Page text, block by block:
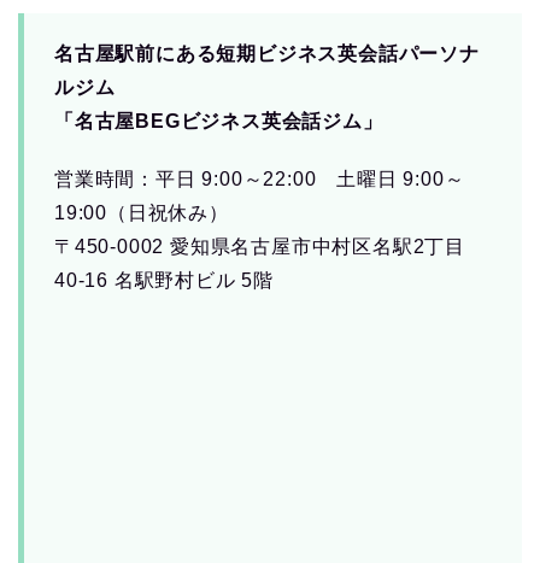
名古屋駅前にある短期ビジネス英会話パーソナ
ルジム
「名古屋BEGビジネス英会話ジム」
営業時間：平日 9:00～22:00 土曜日 9:00～
19:00（日祝休み）
〒450-0002 愛知県名古屋市中村区名駅2丁目
40-16 名駅野村ビル 5階